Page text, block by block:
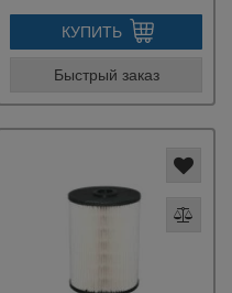
КУПИТЬ
Быстрый заказ